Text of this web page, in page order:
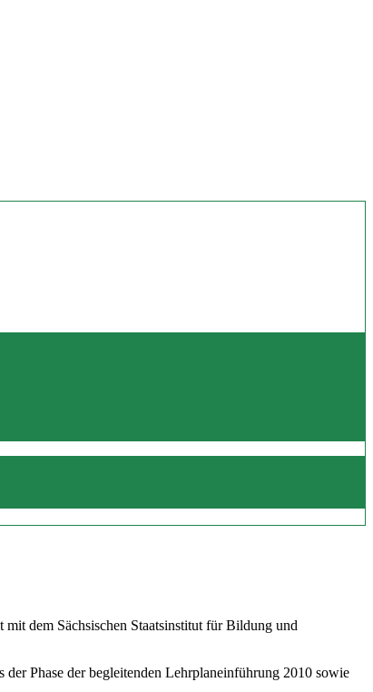
dem Sächsischen Staatsinstitut für Bildung und
Phase der begleitenden Lehrplaneinführung 2010 sowie